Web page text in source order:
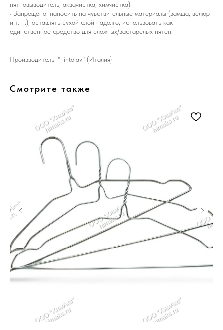
пятновыводитель, аквачистка, химчистка).
• Запрещено: наносить на чувствительные материалы (замша, велюр
и т. п.), оставлять сухой слой надолго, использовать как
единственное средство для сложных/застарелых пятен.
Производитель: "Tintolav" (Италия)
Смотрите также